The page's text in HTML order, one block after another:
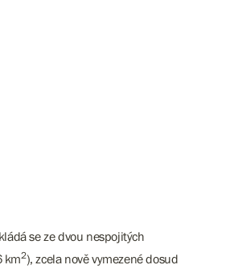
se ze dvou nespojitých
km2), zcela nově vymezené dosud